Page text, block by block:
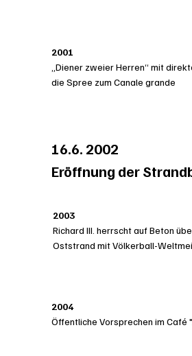
2001
„Diener zweier Herren“ mit
die Spree zum Canale grande
16.6. 2002
Eröffnung der
2003
Richard III. herrscht auf Beton
Oststrand mit Völkerball-
2004
Öffentliche Vorsprechen im Café